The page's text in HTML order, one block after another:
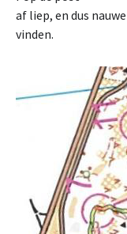
af liep, en dus
vinden.